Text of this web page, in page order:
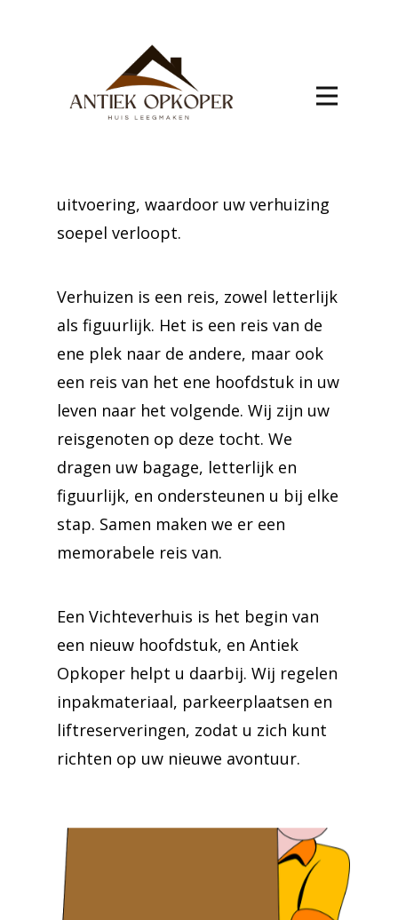
verhuis Vichte
Plan uw verhuizing naar Vichte met
onze deskundige ondersteuning. Ons
uitvoering, waardoor uw verhuizing
soepel verloopt.
Verhuizen is een reis, zowel letterlijk
als figuurlijk. Het is een reis van de
ene plek naar de andere, maar ook
een reis van het ene hoofdstuk in uw
leven naar het volgende. Wij zijn uw
reisgenoten op deze tocht. We
dragen uw bagage, letterlijk en
figuurlijk, en ondersteunen u bij elke
stap. Samen maken we er een
memorabele reis van.
Een Vichteverhuis is het begin van
een nieuw hoofdstuk, en Antiek
Opkoper helpt u daarbij. Wij regelen
inpakmateriaal, parkeerplaatsen en
liftreserveringen, zodat u zich kunt
richten op uw nieuwe avontuur.